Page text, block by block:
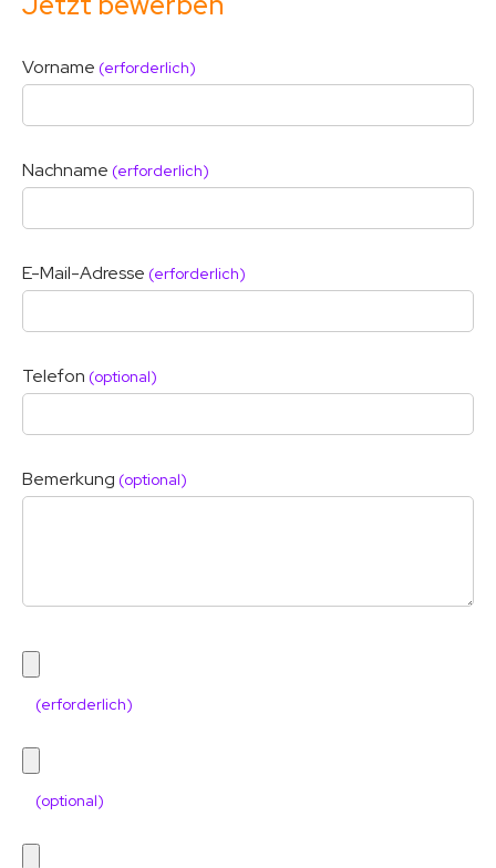
Vorname (erforderlich)
Nachname (erforderlich)
E-Mail-Adresse (erforderlich)
Telefon (optional)
Bemerkung (optional)
(erforderlich)
(optional)